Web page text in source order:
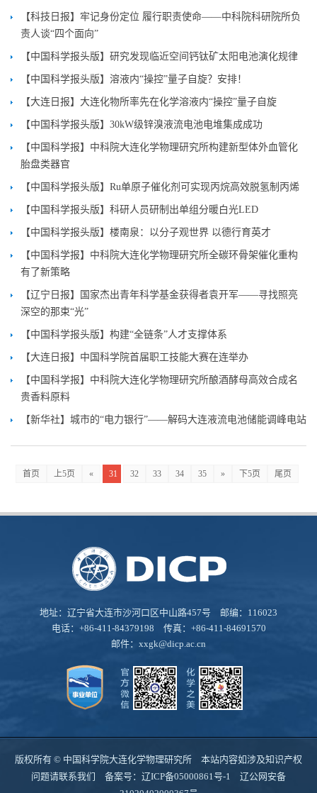
【科技日报】牢记身份定位 履行职责使命——中科院科研院所负
责人谈“四个面向”
【中国科学报头版】研究发现临近空间钙钛矿太阳电池演化规律
【中国科学报头版】溶液内“操控”量子自旋？安排！
【大连日报】大连化物所率先在化学溶液内“操控”量子自旋
【中国科学报头版】30kW级锌溴液流电池电堆集成成功
【中国科学报】中科院大连化学物理研究所构建新型体外血管化
胎盘类器官
【中国科学报头版】Ru单原子催化剂可实现丙烷高效脱氢制丙烯
【中国科学报头版】科研人员研制出单组分暖白光LED
【中国科学报头版】楼南泉：以分子观世界 以德行育英才
【中国科学报】中科院大连化学物理研究所全碳环骨架催化重构
有了新策略
【辽宁日报】国家杰出青年科学基金获得者袁开军——寻找照亮
深空的那束“光”
【中国科学报头版】构建“全链条”人才支撑体系
【大连日报】中国科学院首届职工技能大赛在连举办
【中国科学报】中科院大连化学物理研究所酿酒酵母高效合成名
贵香料原料
【新华社】城市的“电力银行”——解码大连液流电池储能调峰电站
首页 上5页 « 31 32 33 34 35 » 下5页 尾页
地址：辽宁省大连市沙河口区中山路457号 邮编：116023
电话：+86-411-84379198 传真：+86-411-84691570
邮件： xxgk@dicp.ac.cn
版权所有 © 中国科学院大连化学物理研究所 本站内容如涉及知识产权
问题请联系我们 备案号： 辽ICP备05000861号-1 辽公网安备